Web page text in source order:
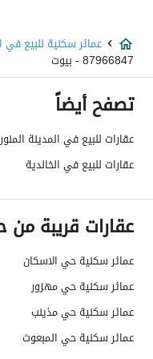
عمر العقار
عرض الشارع
رقم المخطط
رقم صك الملكية
حدود واطوال العقار
الضمانات والمدة
قنوات الاعلان
هل يوجد اي التزام على
عمائر سكنية للبيع في
87966847 - بيوت
تصفح أيضاً
عقارات للبيع في المدينة
عقارات للبيع في الخالدية
عقارات قريبة من
عمائر سكنية حي الاسكان
عمائر سكنية حي مهزور
عمائر سكنية حي مذينب
عمائر سكنية حي المبعوث